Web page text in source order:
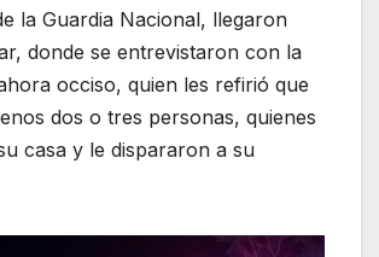
la Guardia Nacional, llegaron
donde se entrevistaron con la
occiso, quien les refirió que
dos o tres personas, quienes
casa y le dispararon a su